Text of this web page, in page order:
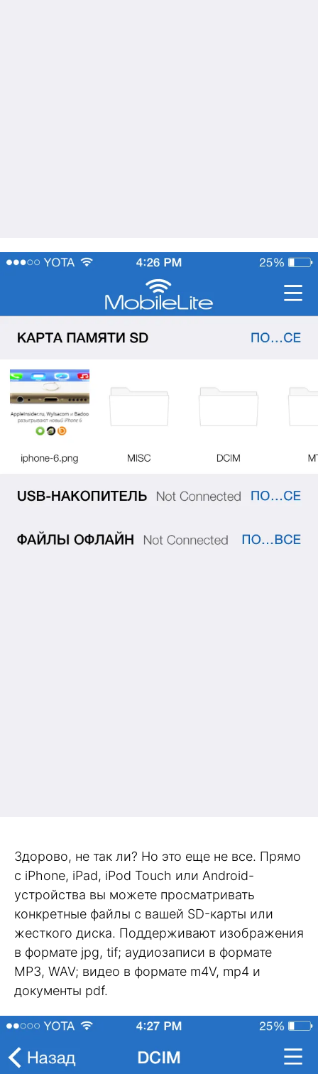
Здорово, не так ли? Но это еще не все. Прямо
с iPhone, iPad, iPod Touch или Android-
устройства вы можете просматривать
конкретные файлы с вашей SD-карты или
жесткого диска. Поддерживают изображения
в формате jpg, tif; аудиозаписи в формате
MP3, WAV; видео в формате m4V, mp4 и
документы pdf.